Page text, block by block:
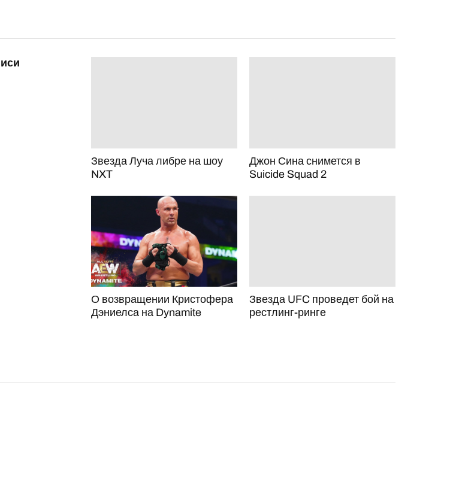
Звезда Луча либре на шоу
NXT
Джон Сина снимется в
Suicide Squad 2
О возвращении Кристофера
Дэниелса на Dynamite
Звезда UFC проведет бой на
рестлинг-ринге